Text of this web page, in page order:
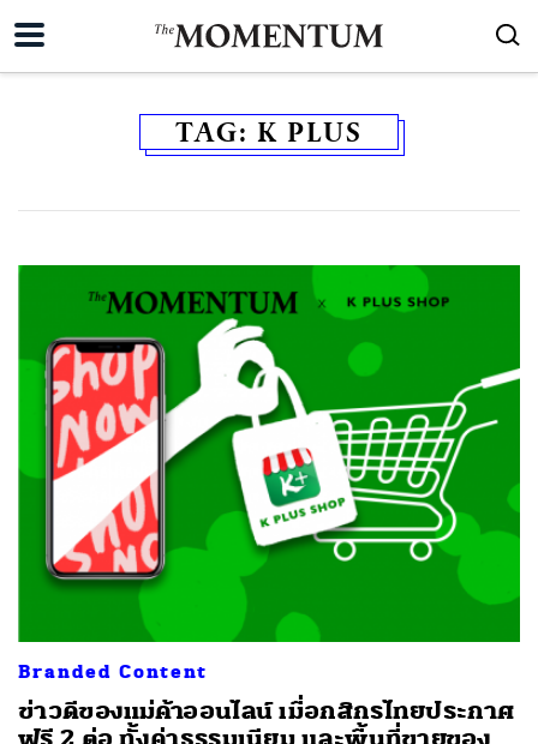
TAG: K PLUS
Branded Content
ข่าวดีของแม่ค้าออนไลน์ เมื่อกสิกรไทยประกาศ
ฟรี 2 ต่อ ทั้งค่าธรรมเนียม และพื้นที่ขายของ